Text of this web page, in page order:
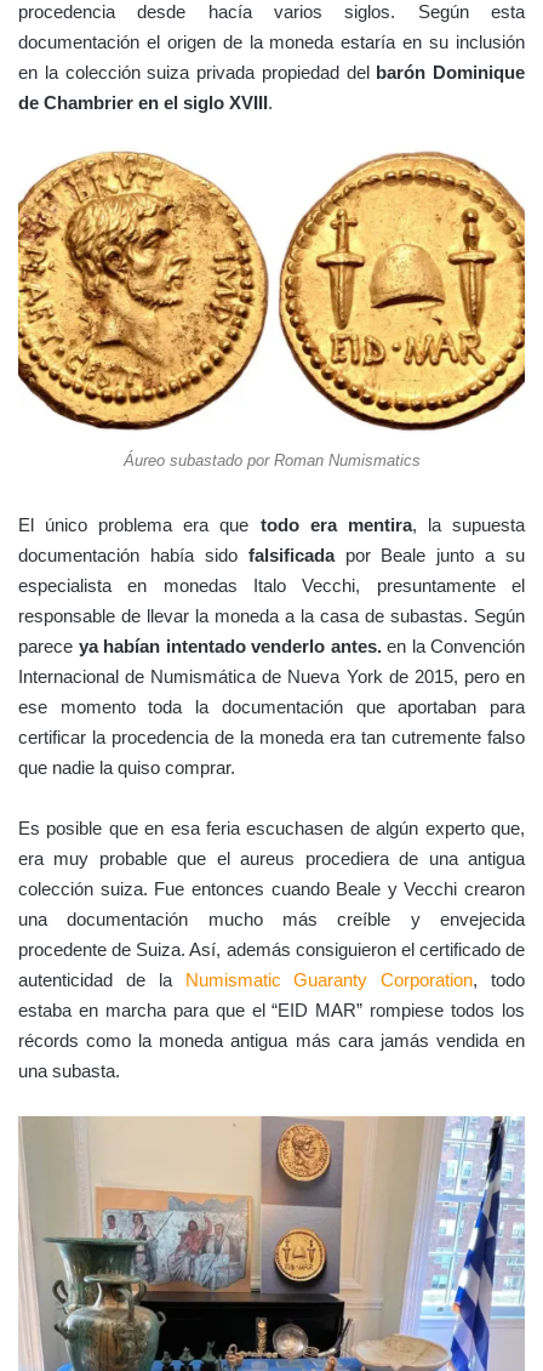
procedencia desde hacía varios siglos. Según esta
documentación el origen de la moneda estaría en su inclusión
en la colección suiza privada propiedad del barón Dominique
de Chambrier en el siglo XVIII.
Áureo subastado por Roman Numismatics
El único problema era que todo era mentira, la supuesta
documentación había sido falsificadapor Beale junto a su
especialista en monedas Italo Vecchi, presuntamente el
responsable de llevar la moneda a la casa de subastas. Según
parece ya habían intentado venderlo antes.en la Convención
Internacional de Numismática de Nueva York de 2015, pero en
ese momento toda la documentación que aportaban para
certificar la procedencia de la moneda era tan cutremente falso
que nadie la quiso comprar.
Es posible que en esa feria escuchasen de algún experto que,
era muy probable que el aureus procediera de una antigua
colección suiza. Fue entonces cuando Beale y Vecchi crearon
una documentación mucho más creíble y envejecida
procedente de Suiza. Así, además consiguieron el certificado de
autenticidad de la Numismatic Guaranty Corporation, todo
estaba en marcha para que el “EID MAR” rompiese todos los
récords como la moneda antigua más cara jamás vendida en
una subasta.